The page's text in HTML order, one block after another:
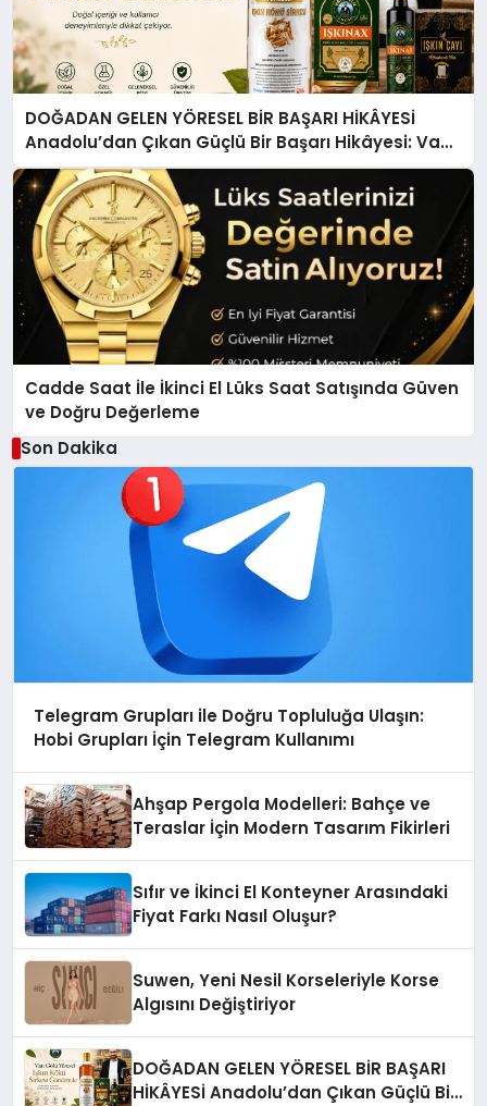
DOĞADAN GELEN YÖRESEL BİR BAŞARI HİKÂYESİ
Anadolu’dan Çıkan Güçlü Bir Başarı Hikâyesi: Van
Gölü Yöresel Işkın Kökü Sirkesi
Cadde Saat İle İkinci El Lüks Saat Satışında Güven
ve Doğru Değerleme
Son Dakika
Telegram Grupları ile Doğru Topluluğa Ulaşın:
Hobi Grupları İçin Telegram Kullanımı
Ahşap Pergola Modelleri: Bahçe ve
Teraslar İçin Modern Tasarım Fikirleri
Sıfır ve İkinci El Konteyner Arasındaki
Fiyat Farkı Nasıl Oluşur?
Suwen, Yeni Nesil Korseleriyle Korse
Algısını Değiştiriyor
DOĞADAN GELEN YÖRESEL BİR BAŞARI
HİKÂYESİ Anadolu’dan Çıkan Güçlü Bir